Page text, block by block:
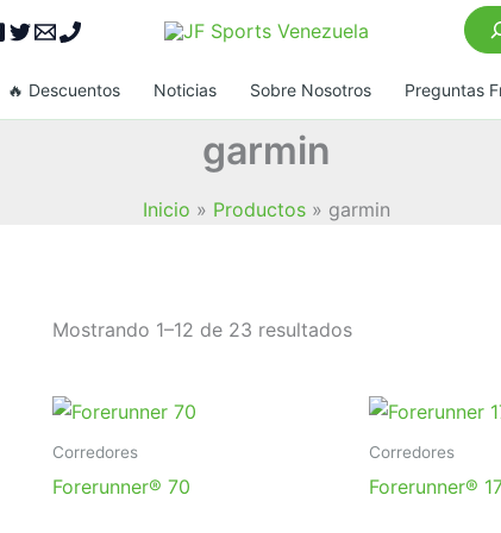
🔥 Descuentos Noticias Sobre Nosotros Preguntas
garmin
Inicio Productos garmin
Mostrando 1–12 de 23 resultadosOrdenado
Corredores
Forerunner® 70
Corredores
Forerunner®